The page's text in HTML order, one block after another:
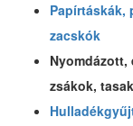
Papírtáskák,
zacskók
zsákok,